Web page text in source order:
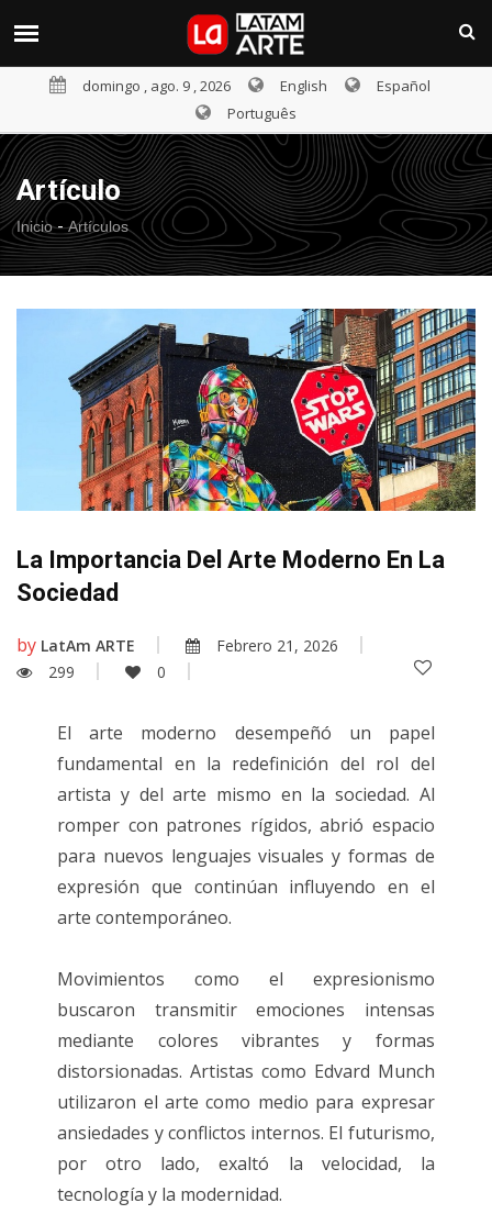
domingo , ago. 9 , 2026 English
Español
Português
Artículo
Inicio- Artículos
La Importancia Del Arte Moderno En La
Sociedad
by LatAm ARTE
Febrero 21, 2026
299
0
El arte moderno desempeñó un papel
fundamental en la redefinición del rol del
artista y del arte mismo en la sociedad. Al
romper con patrones rígidos, abrió espacio
para nuevos lenguajes visuales y formas de
expresión que continúan influyendo en el
arte contemporáneo.
Movimientos como el expresionismo
buscaron transmitir emociones intensas
mediante colores vibrantes y formas
distorsionadas. Artistas como Edvard Munch
utilizaron el arte como medio para expresar
ansiedades y conflictos internos. El futurismo,
por otro lado, exaltó la velocidad, la
tecnología y la modernidad.